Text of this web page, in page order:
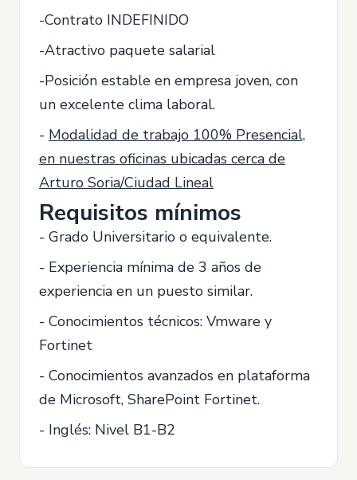
-Contrato INDEFINIDO
-Atractivo paquete salarial
-Posición estable en empresa joven, con
un excelente clima laboral.
- Modalidad de trabajo 100% Presencial,
en nuestras oficinas ubicadas cerca de
Arturo Soria/Ciudad Lineal
Requisitos mínimos
- Grado Universitario o equivalente.
- Experiencia mínima de 3 años de
experiencia en un puesto similar.
- Conocimientos técnicos: Vmware y
Fortinet
- Conocimientos avanzados en plataforma
de Microsoft, SharePoint Fortinet.
- Inglés: Nivel B1-B2